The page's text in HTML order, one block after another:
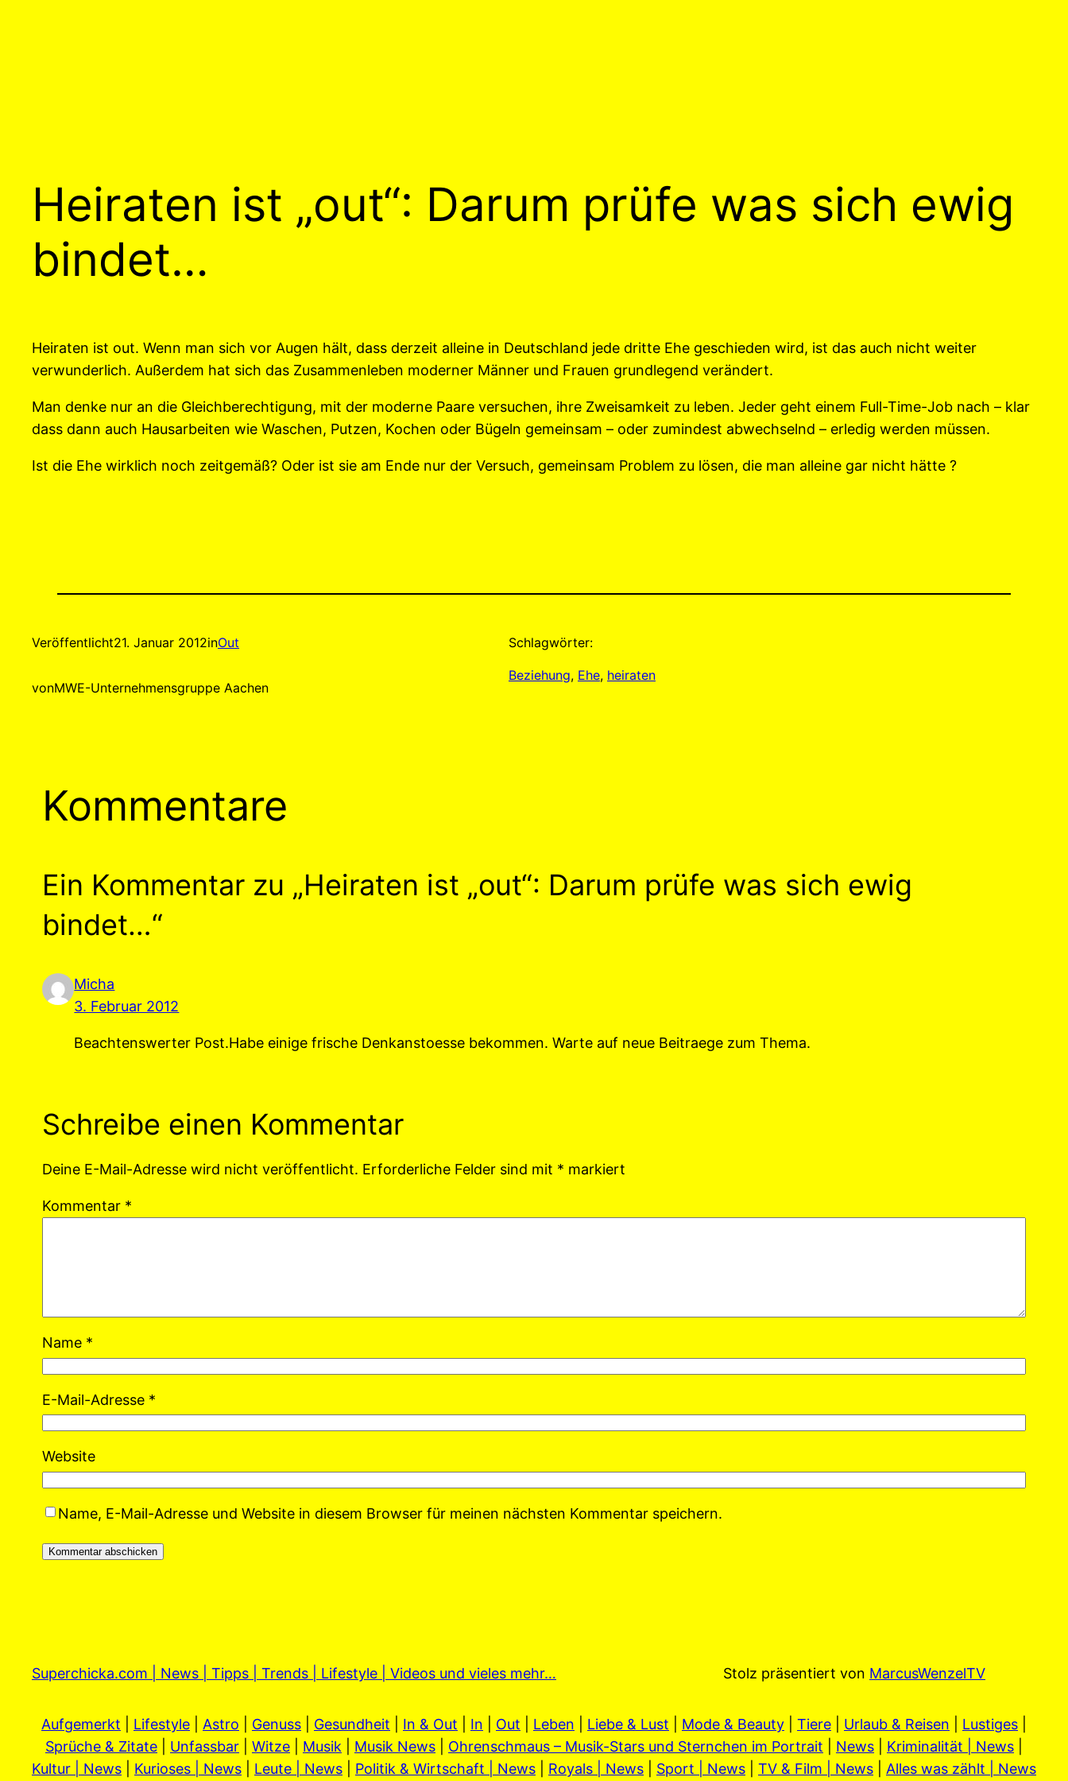
Heiraten ist „out“: Darum prüfe was sich ewig
bindet…
Heiraten ist out. Wenn man sich vor Augen hält, dass derzeit alleine in Deutschland jede dritte Ehe geschieden wird, ist das auch nicht weiter
verwunderlich. Außerdem hat sich das Zusammenleben moderner Männer und Frauen grundlegend verändert.
Man denke nur an die Gleichberechtigung, mit der moderne Paare versuchen, ihre Zweisamkeit zu leben. Jeder geht einem Full-Time-Job nach – klar
dass dann auch Hausarbeiten wie Waschen, Putzen, Kochen oder Bügeln gemeinsam – oder zumindest abwechselnd – erledig werden müssen.
Ist die Ehe wirklich noch zeitgemäß? Oder ist sie am Ende nur der Versuch, gemeinsam Problem zu lösen, die man alleine gar nicht hätte ?
Veröffentlicht21. Januar 2012inOut
vonMWE-Unternehmensgruppe Aachen
Schlagwörter:
Beziehung, Ehe, heiraten
Kommentare
Ein Kommentar zu „Heiraten ist „out“: Darum prüfe was sich ewig
bindet…“
Micha
3. Februar 2012
Beachtenswerter Post.Habe einige frische Denkanstoesse bekommen. Warte auf neue Beitraege zum Thema.
Schreibe einen Kommentar
Deine E-Mail-Adresse wird nicht veröffentlicht. Erforderliche Felder sind mit * markiert
Kommentar *
Name *
E-Mail-Adresse *
Website
Name, E-Mail-Adresse und Website in diesem Browser für meinen nächsten Kommentar speichern.
Superchicka.com | News | Tipps | Trends | Lifestyle | Videos und vieles mehr… Stolz präsentiert von MarcusWenzelTV
Aufgemerkt Lifestyle Astro Genuss Gesundheit In & Out In Out Leben Liebe & Lust Mode & Beauty Tiere Urlaub & Reisen Lustiges
Sprüche & Zitate
Unfassbar Witze Musik Musik News Ohrenschmaus – Musik-Stars und Sternchen im Portrait News Kriminalität | News
Kultur | News
Kurioses | News Leute | News Politik & Wirtschaft | News Royals | News Sport | News TV & Film | News Alles was zählt | News